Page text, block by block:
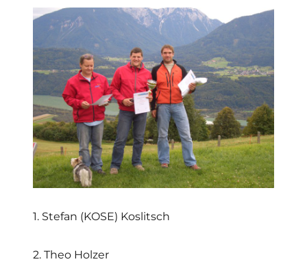
1. Stefan (KOSE) Koslitsch
2. Theo Holzer